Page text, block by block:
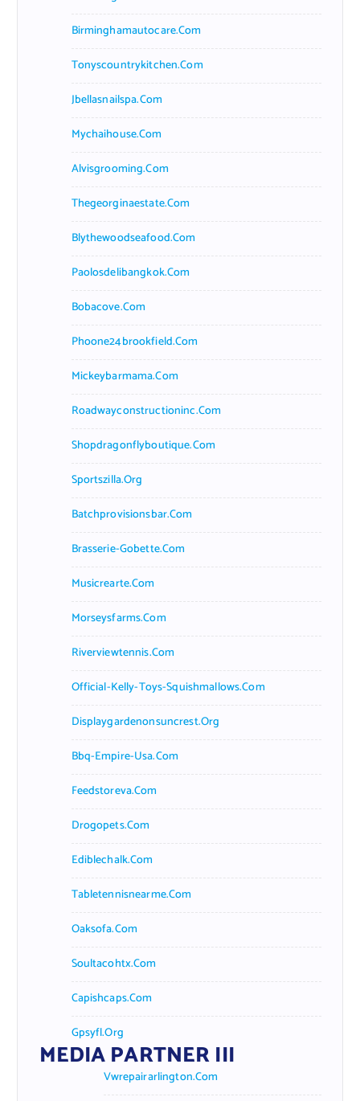
Birminghamautocare.com
Tonyscountrykitchen.com
Jbellasnailspa.com
Mychaihouse.com
Alvisgrooming.com
Thegeorginaestate.com
Blythewoodseafood.com
Paolosdelibangkok.com
Bobacove.com
Phoone24brookfield.com
Mickeybarmama.com
Roadwayconstructioninc.com
Shopdragonflyboutique.com
Sportszilla.org
Batchprovisionsbar.com
Brasserie-Gobette.com
Musicrearte.com
Morseysfarms.com
Riverviewtennis.com
Official-Kelly-Toys-Squishmallows.com
Displaygardenonsuncrest.org
Bbq-Empire-Usa.com
Feedstoreva.com
Drogopets.com
Ediblechalk.com
Tabletennisnearme.com
Oaksofa.com
Soultacohtx.com
Capishcaps.com
Gpsyfl.org
MEDIA PARTNER III
Vwrepairarlington.com